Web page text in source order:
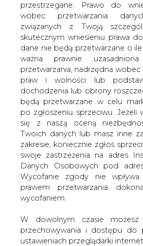
przestrzegane. Prawo do
wobec przetwarzania
związanych z Twoją
skutecznym wniesieniu prawa
dane nie będą przetwarzane o
ważna prawnie
przetwarzania, nadrzędna wobec
praw i wolności lub
dochodzenia lub obrony
będą przetwarzane w celu
po zgłoszeniu sprzeciwu. Jeżeli
się z naszą oceną
Twoich danych lub masz inne
zakresie, koniecznie zgłoś
swoje zastrzeżenia na adres
Danych Osobowych pod
Wycofanie zgody nie
prawem przetwarzania
wycofaniem.
W dowolnym czasie możesz
przechowywania i dostępu do
ustawieniach przeglądarki
Deficyt mocy w polskim
elektroenergetycznym
nie tylko &#8211; jak
Ministerstwo Gospodarki
2018 roku, ale co
Wynika to w głównej
konieczności wycofania
starych jednostek
opóźnień lub zaniechań
nowych bloków. Wobec
inwestycyjnego w
PSE podejmuje doraźne
mające na celu
nadchodzącego
&#8211; czy to
bodźce do
moce wytwórcze?